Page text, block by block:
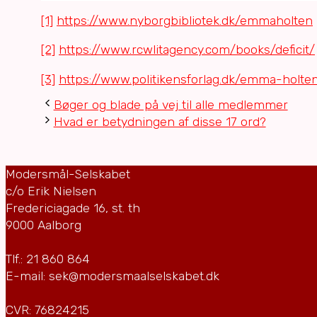
[1] https://www.nyborgbibliotek.dk/emmaholten
[2] https://www.rcwlitagency.com/books/deficit/
[3] https://www.politikensforlag.dk/emma-
Bøger og blade på vej til alle medlemmer
Hvad er betydningen af disse 17 ord?
Modersmål-Selskabet
c/o Erik Nielsen
Fredericiagade 16, st. th
9000 Aalborg
Tlf.: 21 860 864
E-mail: sek@modersmaalselskabet.dk
CVR: 76824215